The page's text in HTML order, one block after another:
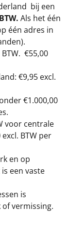
bij een
Als het één
één adres in
€55,00
€9,95 excl.
€1.000,00
voor centrale
BTW per
en op
een vaste
is
vermissing.